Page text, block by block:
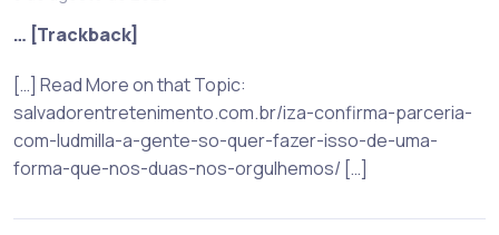
… [Trackback]
[…] Read More on that Topic:
salvadorentretenimento.com.br/iza-confirma-parceria-
com-ludmilla-a-gente-so-quer-fazer-isso-de-uma-
forma-que-nos-duas-nos-orgulhemos/ […]